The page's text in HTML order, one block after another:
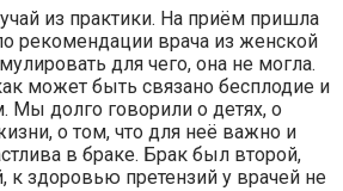
из практики. На приём пришла
рекомендации врача из женской
для чего, она не могла.
может быть связано бесплодие и
Мы долго говорили о детях, о
о том, что для неё важно и
в браке. Брак был второй,
к здоровью претензий у врачей не